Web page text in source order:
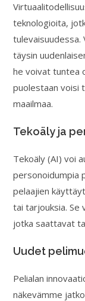
teknologioita,
täysin
he voivat tuntea
puolestaan voisi
maailmaa.
Tekoäly ja
Tekoäly (AI) voi
personoidumpia
pelaajien
tai tarjouksia. Se
jotka saattavat
Uudet
Pelialan
näkevämme